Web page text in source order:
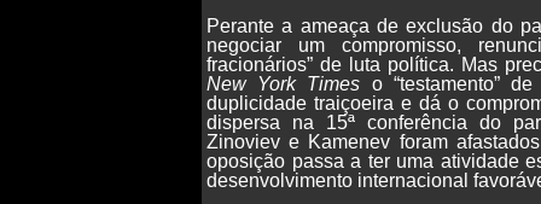
Perante a ameaça de exclusão do
negociar um compromisso,
fracionários” de luta política. Mas
New York Times o “testamento”
duplicidade traiçoeira e dá o
dispersa na 15ª conferência do
Zinoviev e Kamenev foram
oposição passa a ter uma atividade
desenvolvimento internacional